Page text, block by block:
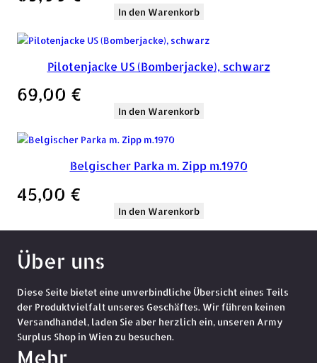
In den Warenkorb
Pilotenjacke US (Bomberjacke), schwarz
69,00 €
In den Warenkorb
Belgischer Parka m. Zipp m.1970
45,00 €
In den Warenkorb
Über uns
Diese Seite bietet eine unverbindliche Übersicht eines Teils
der Produktvielfalt unseres Geschäftes. Wir führen keinen
Versandhandel, laden Sie aber herzlich ein, unseren Army
Surplus Shop in Wien zu besuchen.
Mehr